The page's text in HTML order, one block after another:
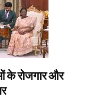
के रोजगार और